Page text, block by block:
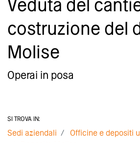
Veduta del
costruzione del
Molise
Operai in posa
SI TROVA IN:
Sedi aziendali
Officine e depositi